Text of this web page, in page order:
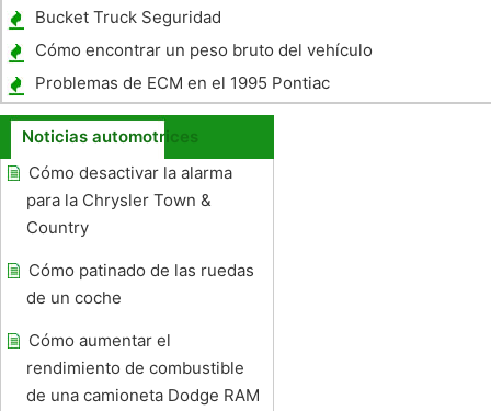
en un Dodge 1500 Ram?
Bucket Truck Seguridad
Cómo encontrar un peso bruto del vehículo
Problemas de ECM en el 1995 Pontiac
Grand Am
Noticias automotrices
Cómo desactivar la alarma
para la Chrysler Town &
Country
Cómo patinado de las ruedas
de un coche
Cómo aumentar el
rendimiento de combustible
de una camioneta Dodge RAM